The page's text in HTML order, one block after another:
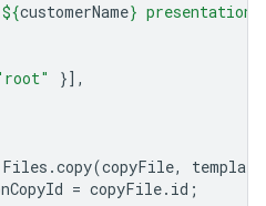
${customerName} presentation`
}],
Files .copy(copyFile,
= copyFile. id ;